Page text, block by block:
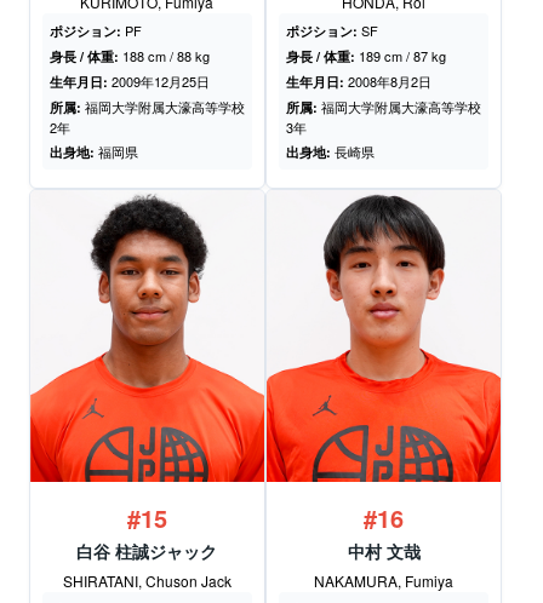
ポジション: PF
身長 / 体重: 188 cm / 88 kg
生年月日: 2009年12月25日
所属: 福岡大学附属大濠高等学校
2年
出身地: 福岡県
ポジション: SF
身長 / 体重: 189 cm / 87 kg
生年月日: 2008年8月2日
所属: 福岡大学附属大濠高等学校
3年
出身地: 長崎県
#15
白谷 柱誠ジャック
SHIRATANI, Chuson Jack
#16
中村 文哉
NAKAMURA, Fumiya